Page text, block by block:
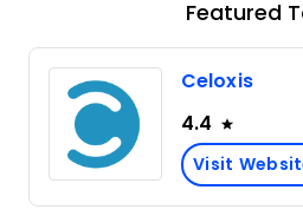
Featured
Celoxis
4.4
Visit